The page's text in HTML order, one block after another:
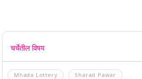
चर्चेतील विषय
Mhada Lottery Sharad Pawar